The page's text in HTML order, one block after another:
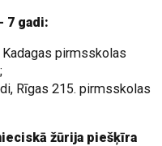
7 gadi:
Kadagas pirmsskolas
Rīgas 215. pirmsskolas
žūrija piešķīra